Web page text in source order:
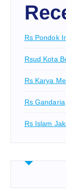
Rs Pondok
Rsud Kota
Rs Karya
Rs Gandaria
Rs Islam